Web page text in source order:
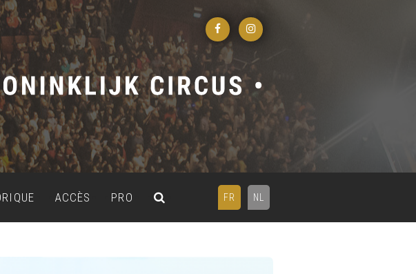
FR NL
ACCÈS PRO